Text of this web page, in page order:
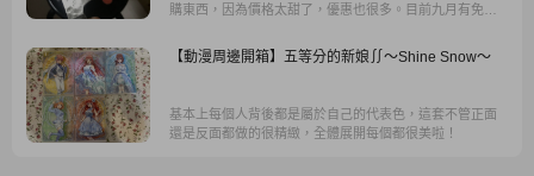
購東西，因為價格太甜了，優惠也很多。目前九月有免服
文募集送500回饋金活動，十分推薦大家使用樂淘代購。
【動漫周邊開箱】五等分的新娘∬～Shine Snow～
基本上每個人背後都是屬於自己的代表色，這套不管正面
還是反面都做的很精緻，全體展開每個都很美啦！